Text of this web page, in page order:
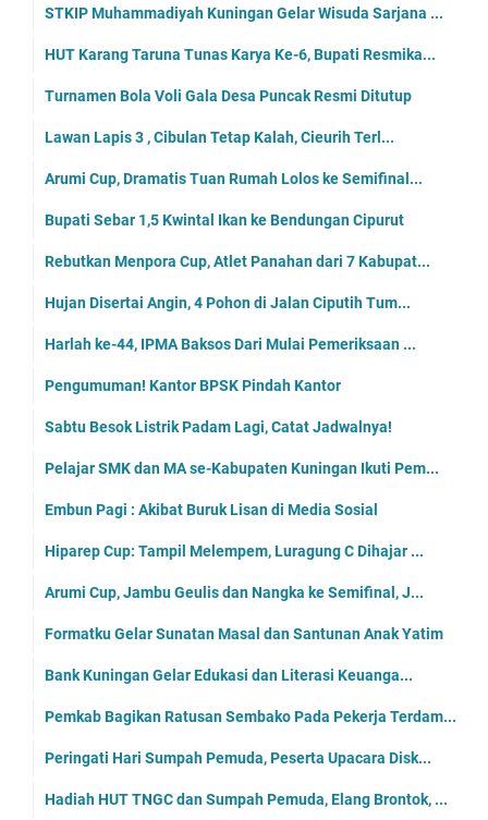
STKIP Muhammadiyah Kuningan Gelar Wisuda Sarjana ...
HUT Karang Taruna Tunas Karya Ke-6, Bupati Resmika...
Turnamen Bola Voli Gala Desa Puncak Resmi Ditutup
Lawan Lapis 3 , Cibulan Tetap Kalah, Cieurih Terl...
Arumi Cup, Dramatis Tuan Rumah Lolos ke Semifinal...
Bupati Sebar 1,5 Kwintal Ikan ke Bendungan Cipurut
Rebutkan Menpora Cup, Atlet Panahan dari 7 Kabupat...
Hujan Disertai Angin, 4 Pohon di Jalan Ciputih Tum...
Harlah ke-44, IPMA Baksos Dari Mulai Pemeriksaan ...
Pengumuman! Kantor BPSK Pindah Kantor
Sabtu Besok Listrik Padam Lagi, Catat Jadwalnya!
Pelajar SMK dan MA se-Kabupaten Kuningan Ikuti Pem...
Embun Pagi : Akibat Buruk Lisan di Media Sosial
Hiparep Cup: Tampil Melempem, Luragung C Dihajar ...
Arumi Cup, Jambu Geulis dan Nangka ke Semifinal, J...
Formatku Gelar Sunatan Masal dan Santunan Anak Yatim
Bank Kuningan Gelar Edukasi dan Literasi Keuanga...
Pemkab Bagikan Ratusan Sembako Pada Pekerja Terdam...
Peringati Hari Sumpah Pemuda, Peserta Upacara Disk...
Hadiah HUT TNGC dan Sumpah Pemuda, Elang Brontok, ...